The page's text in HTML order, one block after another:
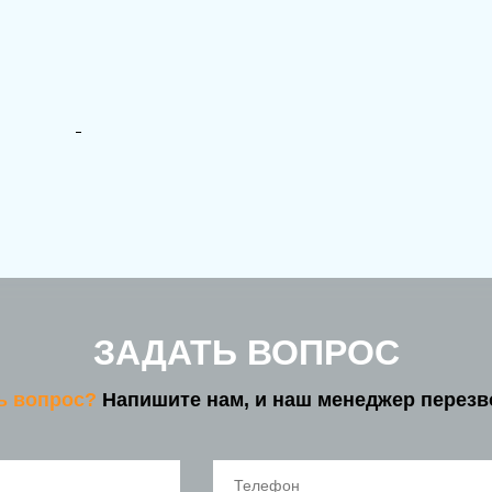
ЗАДАТЬ ВОПРОС
вопрос? Напишите нам, и наш менеджер